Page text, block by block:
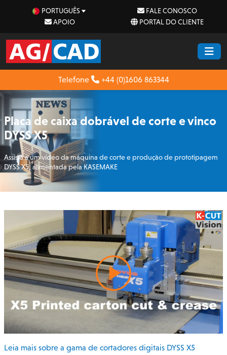
PORTUGUÊS
FALE CONOSCO
APOIO
PORTAL DO CLIENTE
Telefone +44 (0)1606 863344
Placa de caixa dobrável de corte e vinco
DYSS X5
Assista a um vídeo da máquina de corte e produção de prototipagem
DYSS X5, alimentada pela KASEMAKE
Leia mais sobre a gama de cortadores digitais DYSS X5